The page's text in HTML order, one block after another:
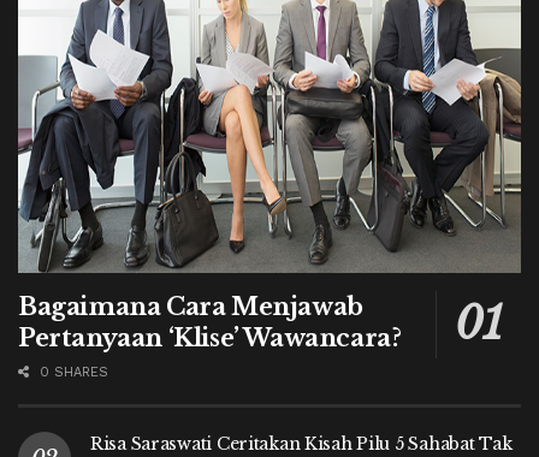
Bagaimana Cara Menjawab
Pertanyaan ‘Klise’ Wawancara?
0 SHARES
Risa Saraswati Ceritakan Kisah Pilu 5 Sahabat Tak